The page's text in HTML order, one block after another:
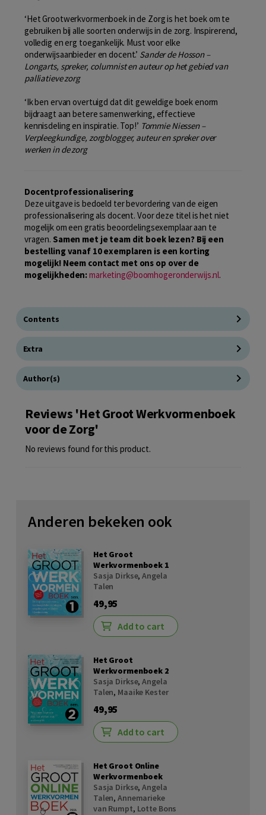
‘Het Grootwerkvormenboek in de Zorg is het boek om te
gebruiken bij alle soorten onderwijs in de zorg. Inspirerend,
volledig en erg toegankelijk. Must voor elke
onderwijsaanbieder en docent.’ Sander de Hosson –
Longarts, spreker, columnist en auteur op het gebied van
palliatieve zorg
‘Ik ben ervan overtuigd dat dit geweldige boek enorm
bijdraagt aan betere samenwerking, effectieve
kennisdeling en inspiratie. Top!’ Tommie Niessen –
Verpleegkundige, zorgblogger, auteur en spreker over
werken in de zorg
Docentprofessionalisering
Deze uitgave is bedoeld ter bevordering van de eigen
professionalisering als docent. Voor deze titel is het niet
mogelijk om een gratis beoordelingsexemplaar aan te
vragen. Samen met je team dit boek lezen? Bij een
bestelling vanaf 10 exemplaren is een korting
mogelijk! Neem contact met ons op over de
mogelijkheden:marketing@boomhogeronderwijs.nl.
Contents
Extra
Author(s)
Reviews 'Het Groot Werkvormenboek
voor de Zorg'
No reviews found for this product.
Anderen bekeken ook
Het Groot
Werkvormenboek 1
Sasja Dirkse,Angela
Talen
49,95
Add to cart
Het Groot
Werkvormenboek 2
Sasja Dirkse,Angela
Talen, Maaike Kester
49,95
Add to cart
Het Groot Online
Werkvormenboek
Sasja Dirkse,Angela
Talen,Annemarieke
van Rumpt, Lotte Bons